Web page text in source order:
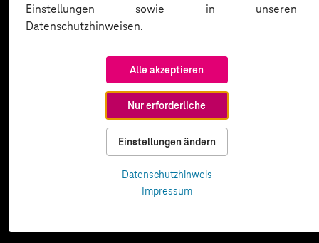
Einstellungen sowie in unseren
Datenschutzhinweisen.
Alle akzeptieren
Nur erforderliche
Einstellungen ändern
Datenschutzhinweis
Impressum